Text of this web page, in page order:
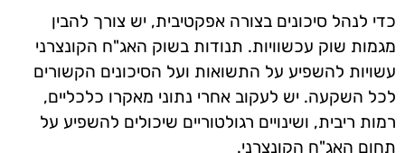
כדי לנהל סיכונים בצורה אפקטיבית, יש צורך להבין
מגמות שוק עכשוויות. תנודות בשוק האג"ח הקונצרני
עשויות להשפיע על התשואות ועל הסיכונים הקשורים
לכל השקעה. יש לעקוב אחרי נתוני מאקרו כלכליים,
רמות ריבית, ושינויים רגולטוריים שיכולים להשפיע על
תחום האג"ח הקונצרני.